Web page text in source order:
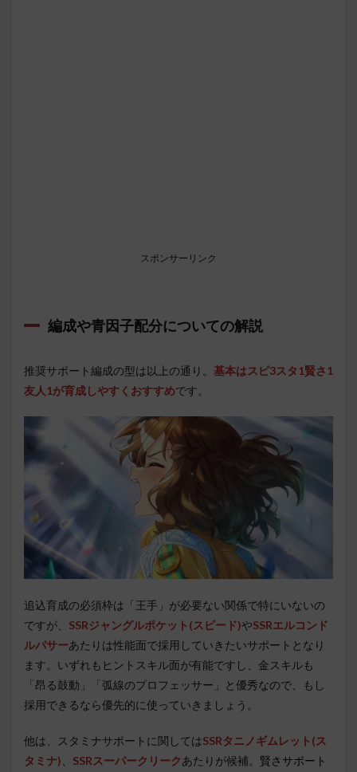
スポンサーリンク
編成や青因子配分についての解説
推奨サポート編成の型は以上の通り。 基本はスピ3スタ1賢さ1
友人1が育成しやすくおすすめです。
追込育成の必須枠は「王手」が必要ない関係で特にいないの
ですが、 SSRジャングルポケット(スピード)やSSRエルコンド
ルパサーあたりは性能面で採用していきたいサポートとなり
ます。いずれもヒントスキル面が有能ですし、金スキルも
「昂る鼓動」「弧線のプロフェッサー」と優秀なので、もし
採用できるなら優先的に使っていきましょう。
他は、スタミナサポートに関してはSSRタニノギムレット(ス
タミナ)
SSRスーパークリークあたりが候補。 賢さサポート